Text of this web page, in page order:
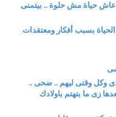
عاش حياة مش حلوة .. بيتمنى
بسبب أفكار ومعتقدات
وكل وقتى ليهم .. ضحى ..
زى ما بتهتم باولادك